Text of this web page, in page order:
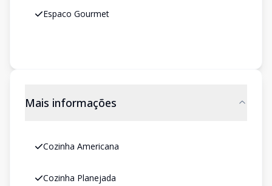
Espaco Gourmet
Mais informações
Cozinha Americana
Cozinha Planejada